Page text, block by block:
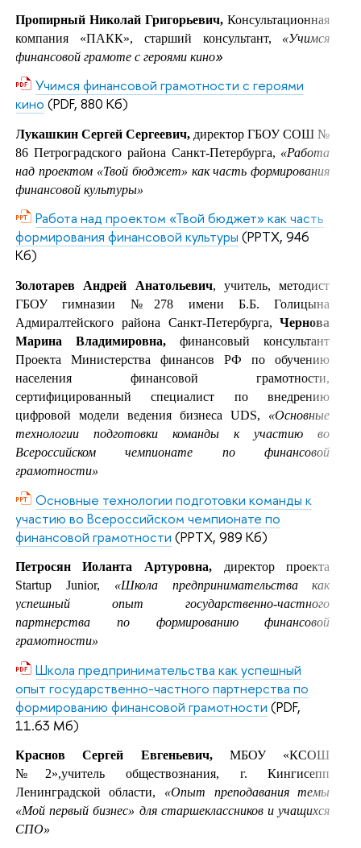
Пропирный Николай Григорьевич,Консультационная
компания «ПАКК», старший консультант, «Учимся
финансовой грамоте с героями кино»
Учимся финансовой грамотности с героями
кино (PDF, 880 Кб)
Лукашкин Сергей Сергеевич, директор ГБОУ СОШ №
86 Петроградского района Санкт-Петербурга, «Работа
над проектом «Твой бюджет» как часть формирования
финансовой культуры»
Работа над проектом «Твой бюджет» как часть
формирования финансовой культуры (PPTX, 946
Кб)
Золотарев Андрей Анатольевич, учитель, методист
ГБОУ гимназии №278 имени Б.Б. Голицына
Адмиралтейского района Санкт-Петербурга, Чернова
Марина Владимировна, финансовый консультант
Проекта Министерства финансов РФ по обучению
населения финансовой грамотности,
сертифицированный специалист по внедрению
цифровой модели ведения бизнеса UDS, «Основные
технологии подготовки команды к участию во
Всероссийском чемпионате по финансовой
грамотности»
Основные технологии подготовки команды к
участию во Всероссийском чемпионате по
финансовой грамотности (PPTX, 989 Кб)
Петросян Иоланта Артуровна, директор проекта
Startup Junior,
«Школа предпринимательства как
успешный опыт государственно-частного
партнерства по формированию финансовой
грамотности»
Школа предпринимательства как успешный
опыт государственно-частного партнерства по
формированию финансовой грамотности (PDF,
11.63 Мб)
Краснов Сергей Евгеньевич,МБОУ «КСОШ
№2»,учитель обществознания, г. Кингисепп
Ленинградской области, «Опыт преподавания темы
«Мой первый бизнес» для старшеклассников и учащихся
СПО»